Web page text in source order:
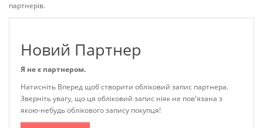
партнерів.
Новий Партнер
Я не є партнером.
Натисніть Вперед щоб створити обліковий запис партнера.
Зверніть увагу, що ця обліковий запис ніяк не пов'язана з
якою-небудь облікового запису покупця!